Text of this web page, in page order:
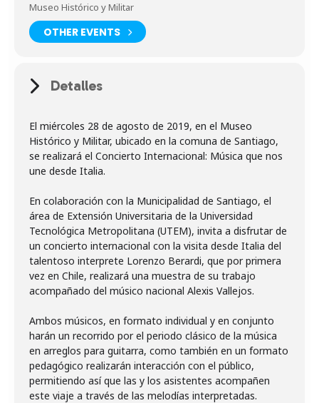
Museo Histórico y Militar
OTHER EVENTS
Detalles
El miércoles 28 de agosto de 2019, en el Museo
Histórico y Militar, ubicado en la comuna de Santiago,
se realizará el Concierto Internacional: Música que nos
une desde Italia.
En colaboración con la Municipalidad de Santiago, el
área de Extensión Universitaria de la Universidad
Tecnológica Metropolitana (UTEM), invita a disfrutar de
un concierto internacional con la visita desde Italia del
talentoso interprete Lorenzo Berardi, que por primera
vez en Chile, realizará una muestra de su trabajo
acompañado del músico nacional Alexis Vallejos.
Ambos músicos, en formato individual y en conjunto
harán un recorrido por el periodo clásico de la música
en arreglos para guitarra, como también en un formato
pedagógico realizarán interacción con el público,
permitiendo así que las y los asistentes acompañen
este viaje a través de las melodías interpretadas.